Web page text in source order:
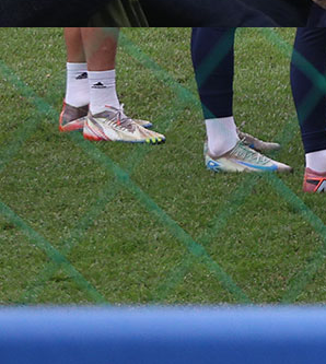
Kvalifikacije za KL
U FC Koper traju posljednje
FK Željezničar u četvrtak od 19:30